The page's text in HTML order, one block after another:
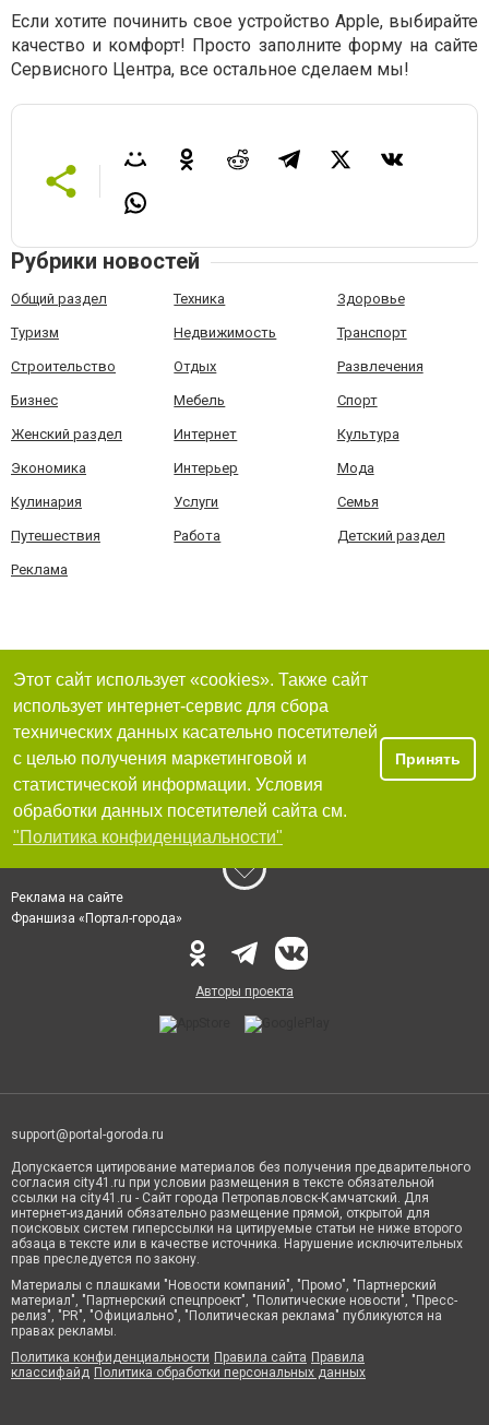
Если хотите починить свое устройство Apple, выбирайте
качество и комфорт! Просто заполните форму на сайте
Сервисного Центра, все остальное сделаем мы!
Рубрики новостей
Общий раздел Техника Здоровье
Туризм Недвижимость Транспорт
Строительство Отдых Развлечения
Бизнес Мебель Спорт
Женский раздел Интернет Культура
Экономика Интерьер Мода
Кулинария Услуги Семья
Путешествия Работа Детский раздел
Реклама
Этот сайт использует «cookies». Также сайт
использует интернет-сервис для сбора
технических данных касательно посетителей
с целью получения маркетинговой и
статистической информации. Условия
обработки данных посетителей сайта см.
"Политика конфиденциальности"
Принять
Реклама на сайте
Франшиза «Портал-города»
Авторы проекта
support@portal-goroda.ru
Допускается цитирование материалов без получения предварительного
согласия city41.ru при условии размещения в тексте обязательной
ссылки на city41.ru - Сайт города Петропавловск-Камчатский. Для
интернет-изданий обязательно размещение прямой, открытой для
поисковых систем гиперссылки на цитируемые статьи не ниже второго
абзаца в тексте или в качестве источника. Нарушение исключительных
прав преследуется по закону.
Материалы с плашками "Новости компаний", "Промо", "Партнерский
материал", "Партнерский спецпроект", "Политические новости", "Пресс-
релиз", "PR", "Официально", "Политическая реклама" публикуются на
правах рекламы.
Политика конфиденциальности Правила сайта Правила
классифайд Политика обработки персональных данных